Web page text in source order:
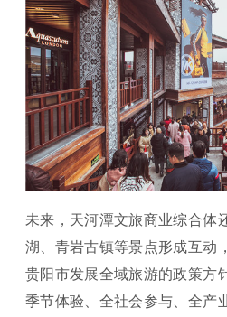
未来，天河潭文旅商业综合体
湖、青岩古镇等景点形成互动
贵阳市发展全域旅游的政策方
季节体验、全社会参与、全产